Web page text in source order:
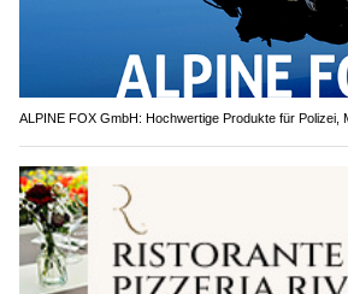
ALPINE FOX GmbH: Hochwertige Produkte für Polizei,